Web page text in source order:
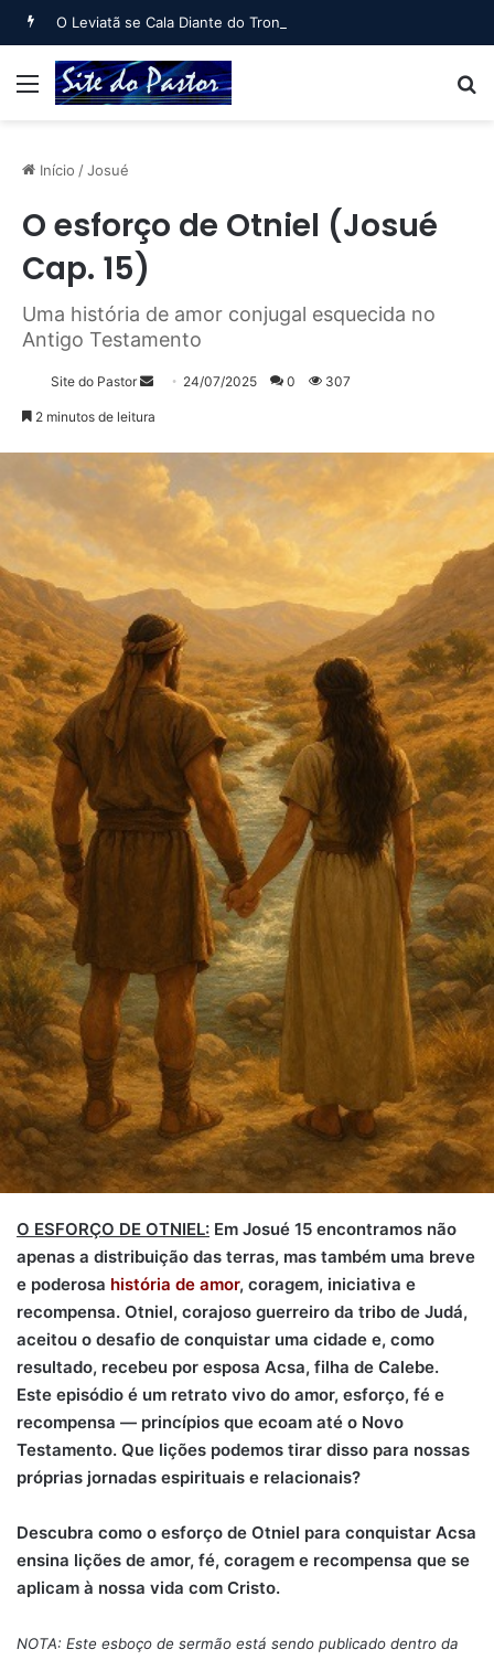
O Leviatã se Cala Diante do Trono (Jó 40:6 a Jó 41:34)
Menu
Início /Josué
O esforço de Otniel (Josué
Cap. 15)
Uma história de amor conjugal esquecida no
Antigo Testamento
Site do Pastor
Mande
mail
24/07/2025 0 307
2 minutos de leitura
O ESFORÇO DE OTNIEL: Em Josué 15 encontramos não
apenas a distribuição das terras, mas também uma breve
e poderosa história de amor, coragem, iniciativa e
recompensa. Otniel, corajoso guerreiro da tribo de Judá,
aceitou o desafio de conquistar uma cidade e, como
resultado, recebeu por esposa Acsa, filha de Calebe.
Este episódio é um retrato vivo do amor, esforço, fé e
recompensa — princípios que ecoam até o Novo
Testamento. Que lições podemos tirar disso para nossas
próprias jornadas espirituais e relacionais?
Descubra como o esforço de Otniel para conquistar Acsa
ensina lições de amor, fé, coragem e recompensa que se
aplicam à nossa vida com Cristo.
NOTA: Este esboço de sermão está sendo publicado dentro da